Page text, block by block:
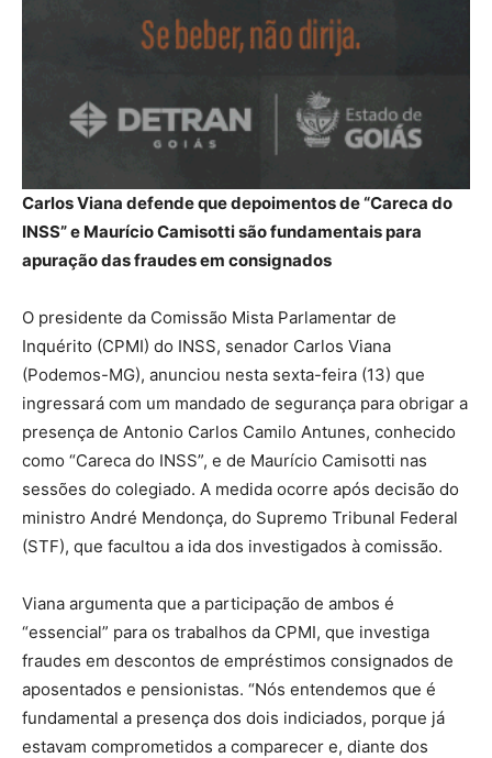
Carlos Viana defende que depoimentos de “Careca do
INSS” e Maurício Camisotti são fundamentais para
apuração das fraudes em consignados
O presidente da Comissão Mista Parlamentar de
Inquérito (CPMI) do INSS, senador Carlos Viana
(Podemos-MG), anunciou nesta sexta-feira (13) que
ingressará com um mandado de segurança para obrigar a
presença de Antonio Carlos Camilo Antunes, conhecido
como “Careca do INSS”, e de Maurício Camisotti nas
sessões do colegiado. A medida ocorre após decisão do
ministro André Mendonça, do Supremo Tribunal Federal
(STF), que facultou a ida dos investigados à comissão.
Viana argumenta que a participação de ambos é
“essencial” para os trabalhos da CPMI, que investiga
fraudes em descontos de empréstimos consignados de
aposentados e pensionistas. “Nós entendemos que é
fundamental a presença dos dois indiciados, porque já
estavam comprometidos a comparecer e, diante dos